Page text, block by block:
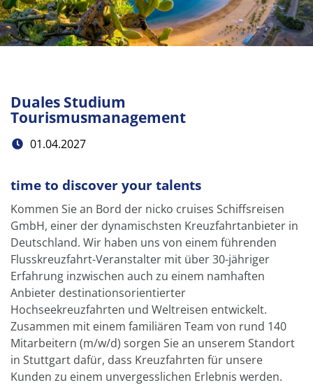
Duales Studium
Tourismusmanagement
01.04.2027
time to discover your talents
Kommen Sie an Bord der nicko cruises Schiffsreisen
GmbH, einer der dynamischsten Kreuzfahrtanbieter in
Deutschland. Wir haben uns von einem führenden
Flusskreuzfahrt-Veranstalter mit über 30-jähriger
Erfahrung inzwischen auch zu einem namhaften
Anbieter destinationsorientierter
Hochseekreuzfahrten und Weltreisen entwickelt.
Zusammen mit einem familiären Team von rund 140
Mitarbeitern (m/w/d) sorgen Sie an unserem Standort
in Stuttgart dafür, dass Kreuzfahrten für unsere
Kunden zu einem unvergesslichen Erlebnis werden.